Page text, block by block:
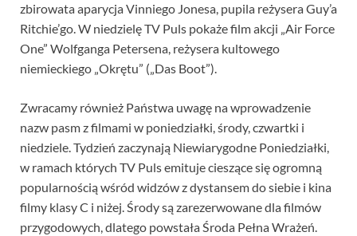
zbirowata aparycja Vinniego Jonesa, pupila reżysera Guy’a
Ritchie’go. W niedzielę TV Puls pokaże film akcji „Air Force
One” Wolfganga Petersena, reżysera kultowego
niemieckiego „Okrętu” („Das Boot”).
Zwracamy również Państwa uwagę na wprowadzenie
nazw pasm z filmami w poniedziałki, środy, czwartki i
niedziele. Tydzień zaczynają Niewiarygodne Poniedziałki,
w ramach których TV Puls emituje cieszące się ogromną
popularnością wśród widzów z dystansem do siebie i kina
filmy klasy C i niżej. Środy są zarezerwowane dla filmów
przygodowych, dlatego powstała Środa Pełna Wrażeń.